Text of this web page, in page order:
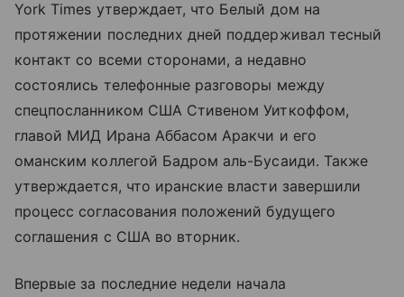
York Times утверждает, что Белый дом на
протяжении последних дней поддерживал тесный
контакт со всеми сторонами, а недавно
состоялись телефонные разговоры между
спецпосланником США Стивеном Уиткоффом,
главой МИД Ирана Аббасом Аракчи и его
оманским коллегой Бадром аль-Бусаиди. Также
утверждается, что иранские власти завершили
процесс согласования положений будущего
соглашения с США во вторник.
Впервые за последние недели начала